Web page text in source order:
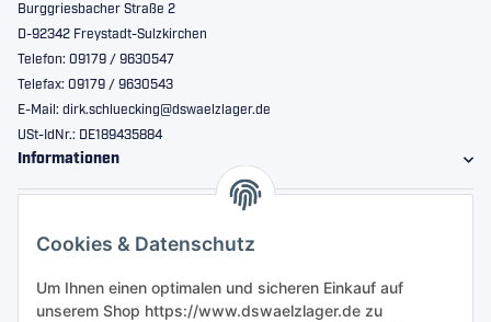
Cookies & Datenschutz
Um Ihnen einen optimalen und sicheren Einkauf auf
unserem Shop https://www.dswaelzlager.de zu
Burggriesbacher Straße 2
D-92342 Freystadt-Sulzkirchen
Telefon: 09179 / 9630547
Telefax: 09179 / 9630543
E-Mail: dirk.schluecking@dswaelzlager.de
USt-IdNr.: DE189435884
Informationen